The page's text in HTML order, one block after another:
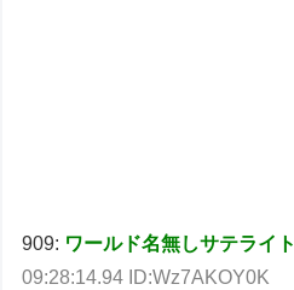
909: ワールド名無しサテライト
09:28:14.94 ID:Wz7AKOY0K